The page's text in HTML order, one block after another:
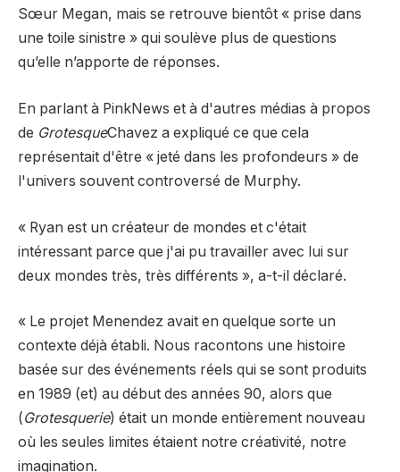
Sœur Megan, mais se retrouve bientôt « prise dans
une toile sinistre » qui soulève plus de questions
qu’elle n’apporte de réponses.
En parlant à PinkNews et à d'autres médias à propos
de GrotesqueChavez a expliqué ce que cela
représentait d'être « jeté dans les profondeurs » de
l'univers souvent controversé de Murphy.
« Ryan est un créateur de mondes et c'était
intéressant parce que j'ai pu travailler avec lui sur
deux mondes très, très différents », a-t-il déclaré.
« Le projet Menendez avait en quelque sorte un
contexte déjà établi. Nous racontons une histoire
basée sur des événements réels qui se sont produits
en 1989 (et) au début des années 90, alors que
(Grotesquerie) était un monde entièrement nouveau
où les seules limites étaient notre créativité, notre
imagination.